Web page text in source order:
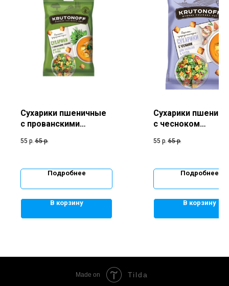
Сухарики пшеничные
с прованскими
55 р. 65 р.
Подробнее
В корзину
Сухарики
с чесноком
55 р. 65 р.
Подробнее
В корзину
Made on Tilda